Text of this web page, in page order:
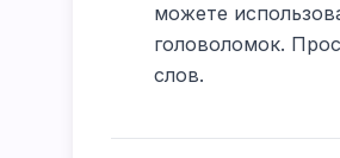
можете
головоломок.
слов.